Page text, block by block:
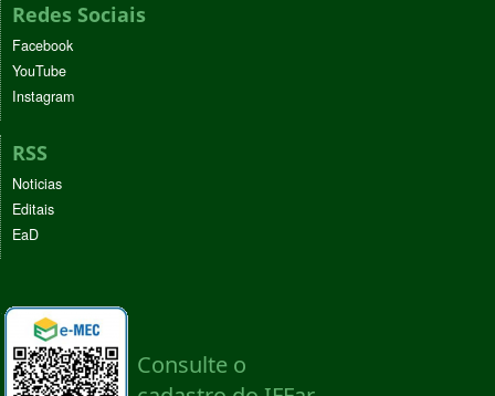
Redes Sociais
Facebook
YouTube
Instagram
RSS
Noticias
Editais
EaD